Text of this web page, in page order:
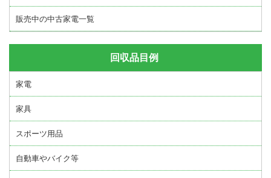
販売中の中古家電一覧
回収品目例
家電
家具
スポーツ用品
自動車やバイク等